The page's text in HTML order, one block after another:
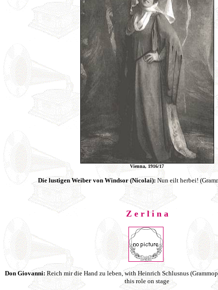
Vienna, 1916/17
Die lustigen Weiber von Windsor (Nicolai):Nun eilt herbei!
Z e r l i n a
Don Giovanni:Reich mir die Hand zu leben, with Heinrich Schlusnus
this role on stage